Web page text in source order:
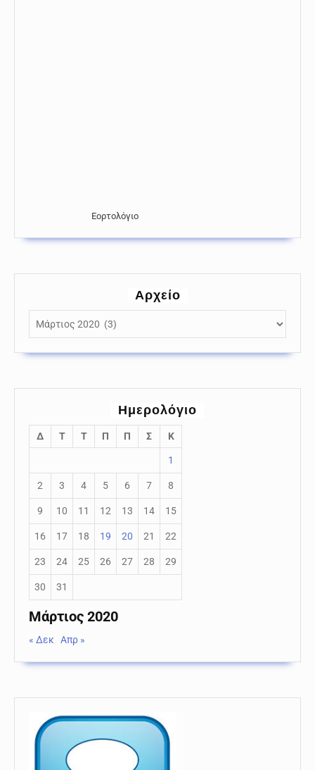
Εορτολόγιο
Αρχείο
Ημερολόγιο
Μάρτιος 2020
Δ Τ Τ Π Π Σ Κ
1
2 3 4 5 6 7 8
9 10 11 12 13 14 15
16 17 18 19 20 21 22
23 24 25 26 27 28 29
30 31
« Δεκ Απρ »